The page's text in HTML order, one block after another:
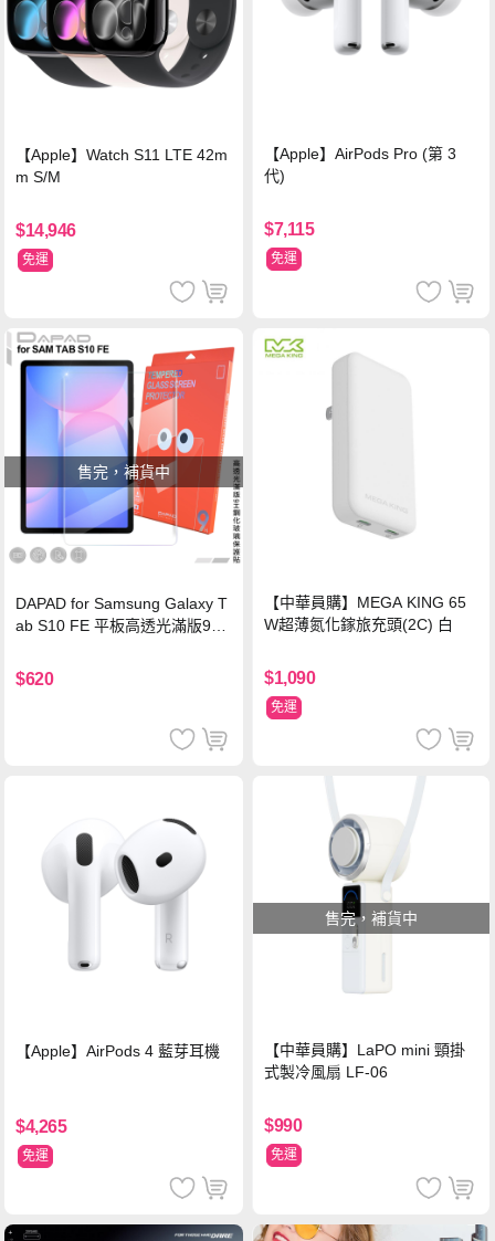
【Apple】Watch S11 LTE 42m
m S/M
$14,946
免運
【Apple】AirPods Pro (第 3
代)
$7,115
免運
售完，補貨中
DAPAD for Samsung Galaxy T
ab S10 FE 平板高透光滿版9H
$620
【中華員購】MEGA KING 65
W超薄氮化鎵旅充頭(2C) 白
$1,090
免運
【Apple】AirPods 4 藍芽耳機
$4,265
免運
售完，補貨中
【中華員購】LaPO mini 頸掛
式製冷風扇 LF-06
$990
免運